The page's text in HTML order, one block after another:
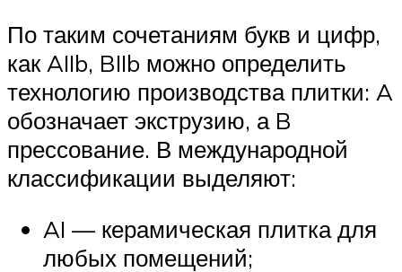
По таким сочетаниям букв и цифр,
как AIIb, BIIb можно определить
технологию производства плитки: A
обозначает экструзию, а B
прессование. В международной
классификации выделяют:
AI — керамическая плитка для
любых помещений;